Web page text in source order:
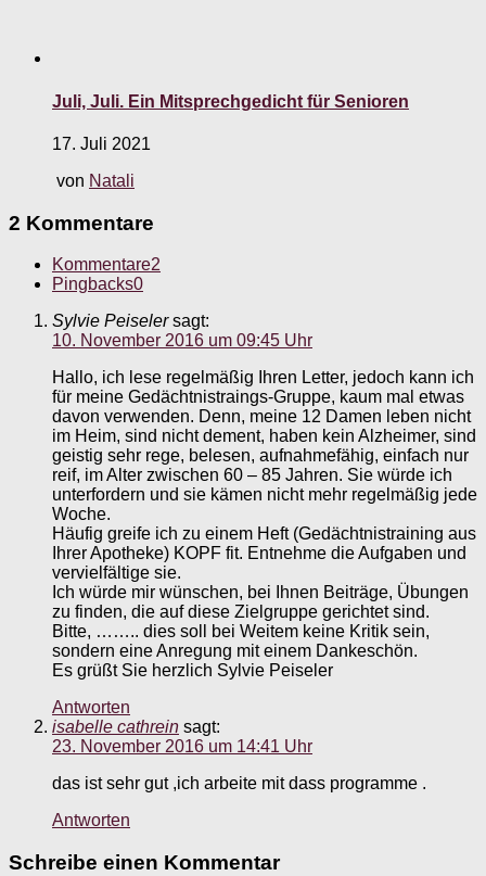
Juli, Juli. Ein Mitsprechgedicht für Senioren
17. Juli 2021
von Natali
2 Kommentare
Kommentare2
Pingbacks0
Sylvie Peiseler sagt:
10. November 2016 um 09:45 Uhr
Hallo, ich lese regelmäßig Ihren Letter, jedoch kann ich
für meine Gedächtnistraings-Gruppe, kaum mal etwas
davon verwenden. Denn, meine 12 Damen leben nicht
im Heim, sind nicht dement, haben kein Alzheimer, sind
geistig sehr rege, belesen, aufnahmefähig, einfach nur
reif, im Alter zwischen 60 – 85 Jahren. Sie würde ich
unterfordern und sie kämen nicht mehr regelmäßig jede
Woche.
Häufig greife ich zu einem Heft (Gedächtnistraining aus
Ihrer Apotheke) KOPF fit. Entnehme die Aufgaben und
vervielfältige sie.
Ich würde mir wünschen, bei Ihnen Beiträge, Übungen
zu finden, die auf diese Zielgruppe gerichtet sind.
Bitte, …….. dies soll bei Weitem keine Kritik sein,
sondern eine Anregung mit einem Dankeschön.
Es grüßt Sie herzlich Sylvie Peiseler
Antworten
isabelle cathrein sagt:
23. November 2016 um 14:41 Uhr
das ist sehr gut ,ich arbeite mit dass programme .
Antworten
Schreibe einen Kommentar